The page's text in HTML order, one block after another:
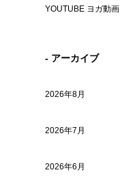
YOUTUBE ヨガ動画
- アーカイブ
2026年8月
2026年7月
2026年6月